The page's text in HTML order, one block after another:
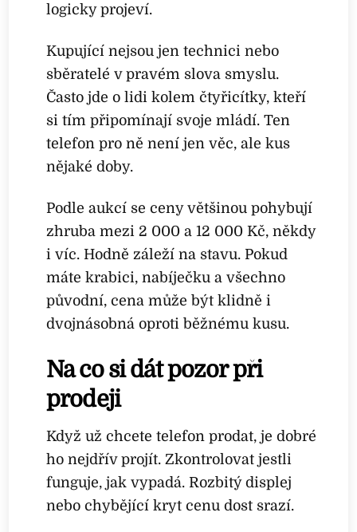
logicky projeví.
Kupující nejsou jen technici nebo
sběratelé v pravém slova smyslu.
Často jde o lidi kolem čtyřicítky, kteří
si tím připomínají svoje mládí. Ten
telefon pro ně není jen věc, ale kus
nějaké doby.
Podle aukcí se ceny většinou pohybují
zhruba mezi 2 000 a 12 000 Kč, někdy
i víc. Hodně záleží na stavu. Pokud
máte krabici, nabíječku a všechno
původní, cena může být klidně i
dvojnásobná oproti běžnému kusu.
Na co si dát pozor při
prodeji
Když už chcete telefon prodat, je dobré
ho nejdřív projít. Zkontrolovat jestli
funguje, jak vypadá. Rozbitý displej
nebo chybějící kryt cenu dost srazí.